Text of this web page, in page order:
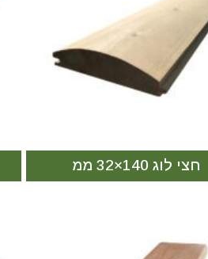
חצי לוג 140×32 ממ